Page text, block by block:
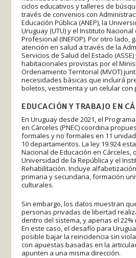
ciclos educativos y talleres de
través de convenios con
Educación Pública (ANEP), la
Uruguay (UTU) y el Instituto
Profesional (INEFOP). Por otro lado,
atención en salud a través de la
Servicios de Salud del Estado
habitacionales provistas por el
Ordenamiento Territorial (MVOT)
necesidades básicas que incluirá
boletos, vestimenta y un celular con
EDUCACIÓN Y TRABAJO EN
En Uruguay desde 2021, el
en Cárceles (PNEC) coordina
formales y no formales en 11
10 departamentos. La ley 19.924
Nacional de Educación en Cárceles,
Universidad de la República y el
Rehabilitación. Incluye
primaria y secundaria, formación
culturales.
Sin embargo, los datos muestran
personas privadas de libertad
dentro del sistema, y apenas el
En este caso, el desafío para
posible bajar la reincidencia sin
con apuestas basadas en la
apunten a una misma dirección.